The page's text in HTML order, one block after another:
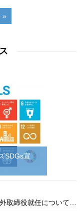
»
SDGs宣
取締役就任について…